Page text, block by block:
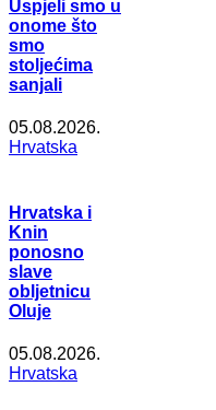
Uspjeli smo u
onome što
smo
stoljećima
sanjali
05.08.2026.
Hrvatska
Hrvatska i
Knin
ponosno
slave
obljetnicu
Oluje
05.08.2026.
Hrvatska